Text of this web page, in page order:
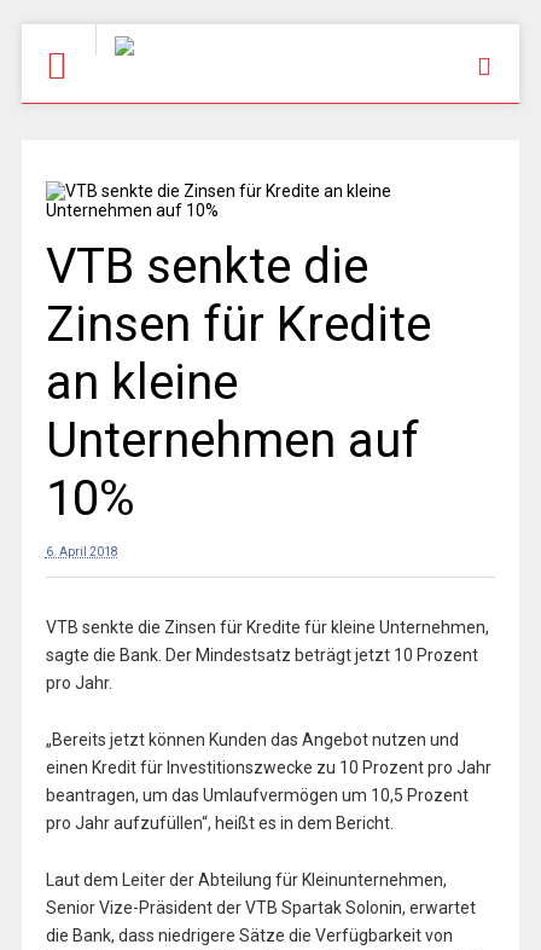
VTB senkte die
Zinsen für Kredite
an kleine
Unternehmen auf
10%
6. April 2018
VTB senkte die Zinsen für Kredite für kleine Unternehmen,
sagte die Bank. Der Mindestsatz beträgt jetzt 10 Prozent
pro Jahr.
„Bereits jetzt können Kunden das Angebot nutzen und
einen Kredit für Investitionszwecke zu 10 Prozent pro Jahr
beantragen, um das Umlaufvermögen um 10,5 Prozent
pro Jahr aufzufüllen“, heißt es in dem Bericht.
Laut dem Leiter der Abteilung für Kleinunternehmen,
Senior Vize-Präsident der VTB Spartak Solonin, erwartet
die Bank, dass niedrigere Sätze die Verfügbarkeit von